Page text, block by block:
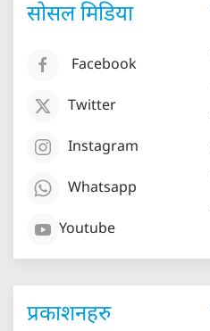
सोसल मिडिया
Facebook
Twitter
Instagram
Whatsapp
Youtube
प्रकाशनहरु